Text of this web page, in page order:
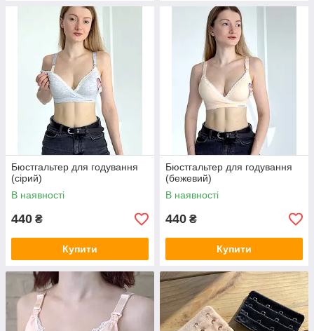
Бюстгальтер для годування
(сірий)
В наявності
440 ₴
Купити
Бюстгальтер для годування
(бежевий)
В наявності
440 ₴
Купити